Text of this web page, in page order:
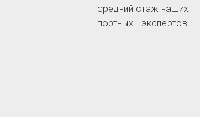
средний стаж наших
портных - экспертов